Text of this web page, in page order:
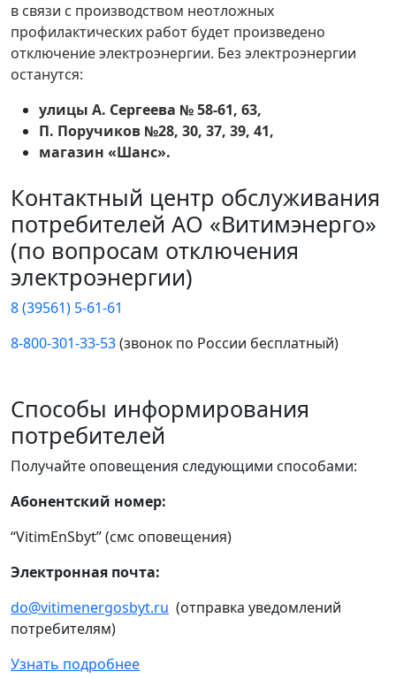
в связи с производством неотложных
профилактических работ будет произведено
отключение электроэнергии. Без электроэнергии
останутся:
улицы А. Сергеева № 58-61, 63,
П. Поручиков №28, 30, 37, 39, 41,
магазин «Шанс».
Контактный центр обслуживания
потребителей АО «Витимэнерго»
(по вопросам отключения
электроэнергии)
8 (39561) 5-61-61
8-800-301-33-53(звонок по России бесплатный)
Способы информирования
потребителей
Получайте оповещения следующими способами:
Абонентский номер:
“VitimEnSbyt” (смс оповещения)
Электронная почта:
do@vitimenergosbyt.ru (отправка уведомлений
потребителям)
Узнать подробнее